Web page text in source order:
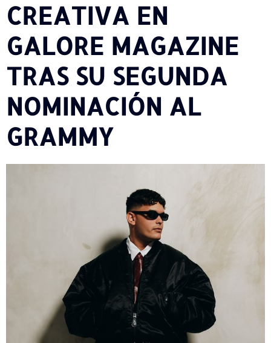
CREATIVA EN
GALORE MAGAZINE
TRAS SU SEGUNDA
NOMINACIÓN AL
GRAMMY